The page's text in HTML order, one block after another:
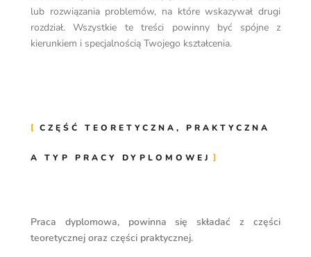
lub rozwiązania problemów, na które wskazywał drugi
rozdział. Wszystkie te treści powinny być spójne z
kierunkiem i specjalnością Twojego kształcenia.
CZĘŚĆ TEORETYCZNA, PRAKTYCZNA
A TYP PRACY DYPLOMOWEJ
Praca dyplomowa, powinna się składać z części
teoretycznej oraz części praktycznej.